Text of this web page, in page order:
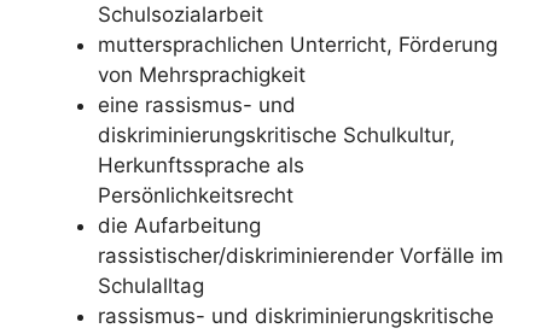
Schulsozialarbeit
muttersprachlichen Unterricht, Förderung
von Mehrsprachigkeit
eine rassismus- und
diskriminierungskritische Schulkultur,
Herkunftssprache als
Persönlichkeitsrecht
die Aufarbeitung
rassistischer/diskriminierender Vorfälle im
Schulalltag
rassismus- und diskriminierungskritische